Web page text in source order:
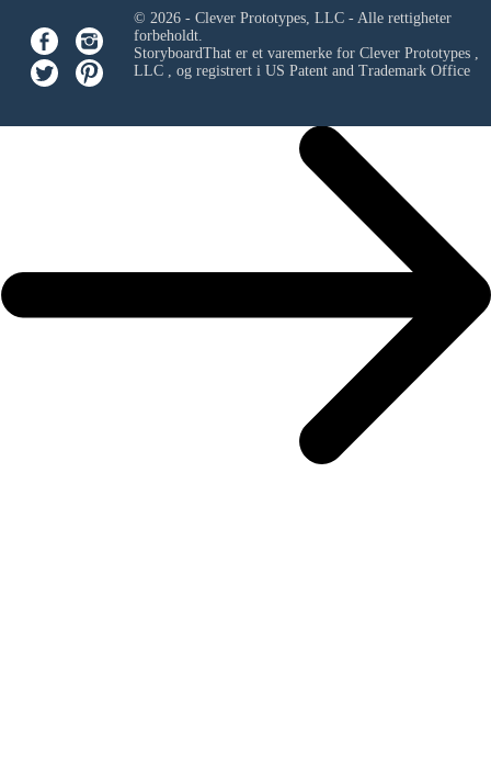
© 2026 - Clever Prototypes, LLC - Alle rettigheter
forbeholdt.
StoryboardThat er et varemerke for Clever Prototypes ,
LLC, og registrert i US Patent and Trademark Office